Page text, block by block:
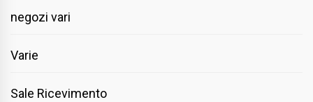
negozi vari
Varie
Sale Ricevimento